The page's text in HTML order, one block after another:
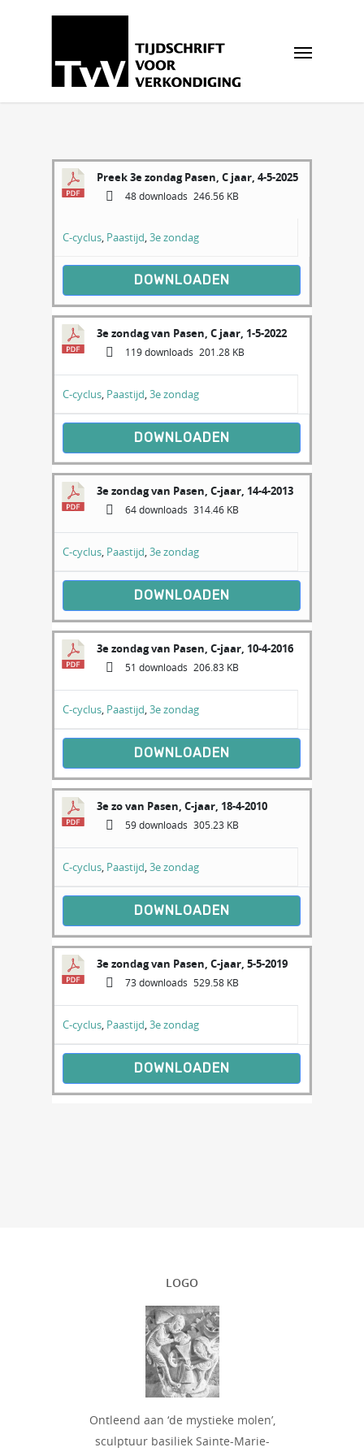
Preek 3e zondag Pasen, C jaar, 4-5-2025
48 downloads 246.56 KB
C-cyclus, Paastijd,3e zondag
DOWNLOADEN
3e zondag van Pasen, C jaar, 1-5-2022
119 downloads 201.28 KB
C-cyclus, Paastijd,3e zondag
DOWNLOADEN
3e zondag van Pasen, C-jaar, 14-4-2013
64 downloads 314.46 KB
C-cyclus, Paastijd,3e zondag
DOWNLOADEN
3e zondag van Pasen, C-jaar, 10-4-2016
51 downloads 206.83 KB
C-cyclus, Paastijd,3e zondag
DOWNLOADEN
3e zo van Pasen, C-jaar, 18-4-2010
59 downloads 305.23 KB
C-cyclus, Paastijd,3e zondag
DOWNLOADEN
3e zondag van Pasen, C-jaar, 5-5-2019
73 downloads 529.58 KB
C-cyclus, Paastijd,3e zondag
DOWNLOADEN
LOGO
Ontleend aan ‘de mystieke molen’,
sculptuur basiliek Sainte-Marie-